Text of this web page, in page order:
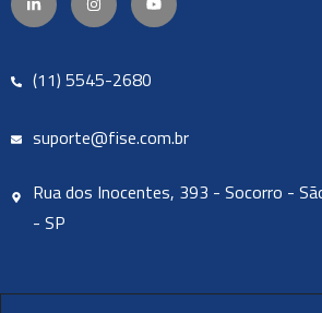
(11) 5545-2680
suporte@fise.com.br
Rua dos Inocentes, 393 - Socorro -
- SP